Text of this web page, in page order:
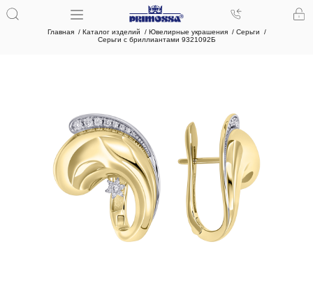
Главная Каталог изделий Ювелирные украшения
Серьги
Серьги с бриллиантами 9321092Б